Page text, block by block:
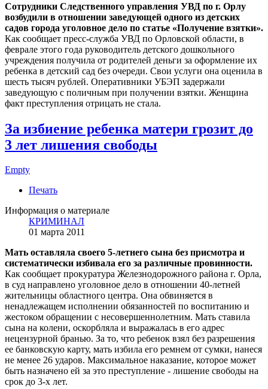
Сотрудники Следственного управления УВД по г. Орлу
возбудили в отношении заведующей одного из детских
садов города уголовное дело по статье «Получение взятки».
Как сообщает пресс-служба УВД по Орловской области, в
феврале этого года руководитель детского дошкольного
учреждения получила от родителей деньги за оформление их
ребенка в детский сад без очереди. Свои услуги она оценила в
шесть тысяч рублей. Оперативники УБЭП задержали
заведующую с поличным при получении взятки. Женщина
факт преступления отрицать не стала.
За избиение ребенка матери грозит до
3 лет лишения свободы
Empty
Печать
Информация о материале
КРИМИНАЛ
01 марта 2011
Мать оставляла своего 5-летнего сына без присмотра и
систематически избивала его за различные провинности.
Как сообщает прокуратура Железнодорожного района г. Орла,
в суд направлено уголовное дело в отношении 40-летней
жительницы областного центра. Она обвиняется в
ненадлежащем исполнении обязанностей по воспитанию и
жестоком обращении с несовершеннолетним. Мать ставила
сына на колени, оскорбляла и выражалась в его адрес
нецензурной бранью. За то, что ребенок взял без разрешения
ее банковскую карту, мать избила его ремнем от сумки, нанеся
не менее 26 ударов. Максимальное наказание, которое может
быть назначено ей за это преступление - лишение свободы на
срок до 3-х лет.